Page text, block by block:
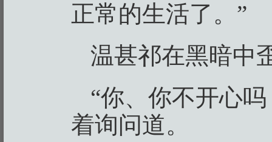
正常的生活了。”
温甚祁在黑暗中
“你、你不开心
着询问道。